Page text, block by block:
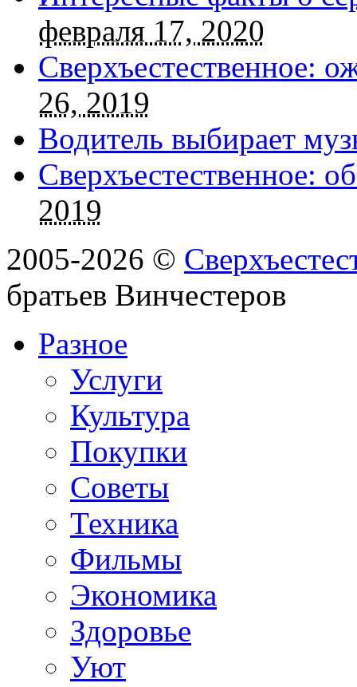
февраля 17, 2020
Сверхъестественное:
26, 2019
Водитель выбирает
Сверхъестественное:
2019
2005-2026 ©
братьев Винчестеров
Разное
Услуги
Культура
Покупки
Советы
Техника
Фильмы
Экономика
Здоровье
Уют